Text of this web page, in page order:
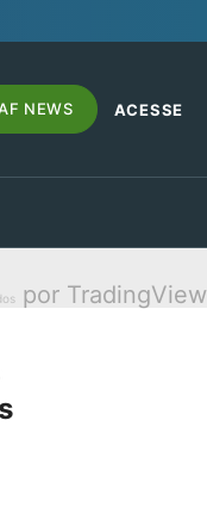
NEWS ACESSE
por TradingView